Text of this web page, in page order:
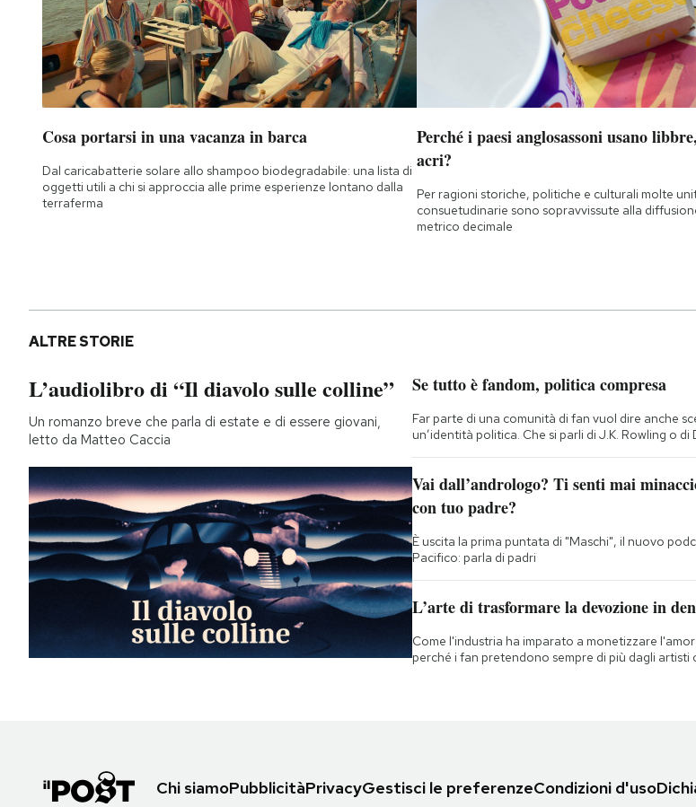
Cosa portarsi in una vacanza in barca
Dal caricabatterie solare allo shampoo biodegradabile: una lista di
oggetti utili a chi si approccia alle prime esperienze lontano dalla
terraferma
Perché i paesi anglosassoni usano
acri?
Per ragioni storiche, politiche e culturali molte
consuetudinarie sono sopravvissute alla
metrico decimale
ALTRE STORIE
L’audiolibro di “Il diavolo sulle colline”
Un romanzo breve che parla di estate e di essere giovani,
letto da Matteo Caccia
Se tutto è fandom, politica compresa
Far parte di una comunità di fan vuol dire anche
un’identità politica. Che si parli di J.K. Rowling o di
Vai dall’andrologo? Ti senti mai
con tuo padre?
È uscita la prima puntata di "Maschi", il nuovo
Pacifico: parla di padri
L’arte di trasformare la devozione in
Come l'industria ha imparato a monetizzare
perché i fan pretendono sempre di più dagli artisti
Chi siamoPubblicitàPrivacyGestisci le preferenzeCondizioni d'uso